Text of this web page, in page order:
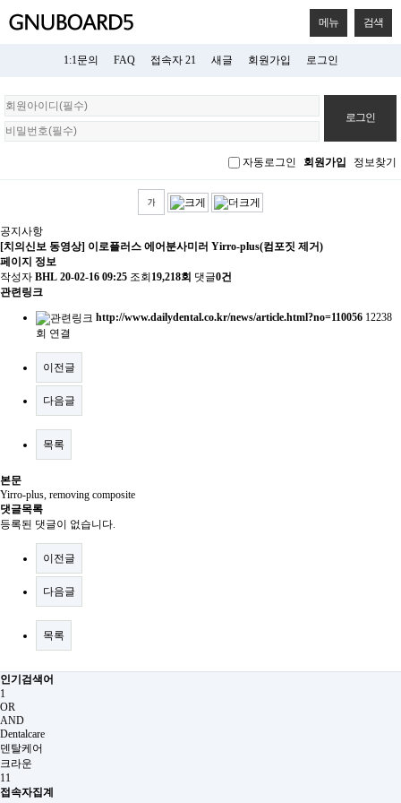
메뉴 검색
1:1문의 FAQ 접속자 21 새글 회원가입 로그인
회
원
로
자동로그인 회원가입 정보찾기
공지사항
[치의신보 동영상] 이로플러스 에어분사미러 Yirro-plus(컴포짓 제거)
페이지 정보
작성자 BHL 20-02-16 09:25 조회 19,218회 댓글0건
관련링크
http://www.dailydental.co.kr/news/article.html?no=110056 12238
회 연결
이전글
다음글
목록
본문
Yirro-plus, removing composite
댓글목록
등록된 댓글이 없습니다.
이전글
다음글
목록
인기검색어
1
OR
AND
Dentalcare
덴탈케어
크라운
11
접속자집계